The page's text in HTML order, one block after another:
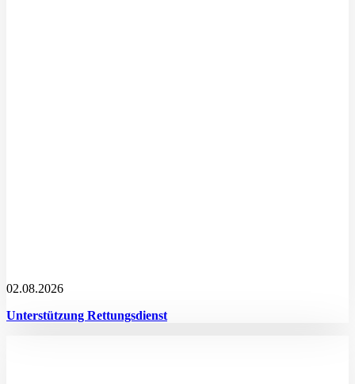
02.08.2026
Unterstützung Rettungsdienst